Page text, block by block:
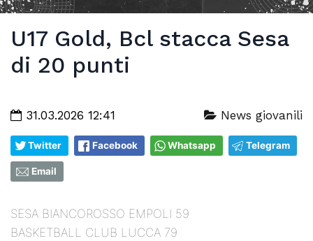
U17 Gold, Bcl stacca Sesa
di 20 punti
31.03.2026 12:41 News giovanili
Twitter Facebook Whatsapp Telegram
Email
SESA BIANCOROSSO EMPOLI 59
BASKETBALL CLUB LUCCA 79